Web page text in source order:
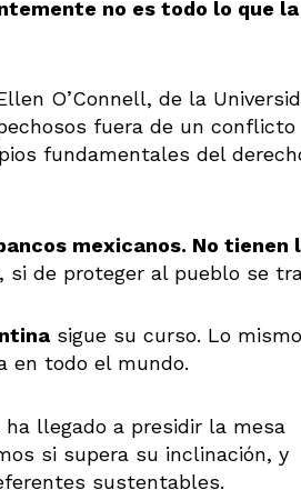
no es todo lo que la
O’Connell, de la
fuera de un conflicto
fundamentales del
mexicanos. No tienen
si de proteger al pueblo se
sigue su curso. Lo
en todo el mundo.
ha llegado a presidir la mesa
si supera su inclinación, y
sustentables.